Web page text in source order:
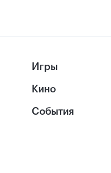
Игры
Кино
События